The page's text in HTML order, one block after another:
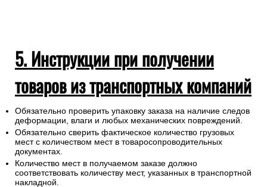
5. Инструкции при получении
товаров из транспортных компаний
Обязательно проверить упаковку заказа на наличие следов
деформации, влаги и любых механических повреждений.
Обязательно сверить фактическое количество грузовых
мест с количеством мест в товаросопроводительных
документах.
Количество мест в получаемом заказе должно
соответствовать количеству мест, указанных в транспортной
накладной.